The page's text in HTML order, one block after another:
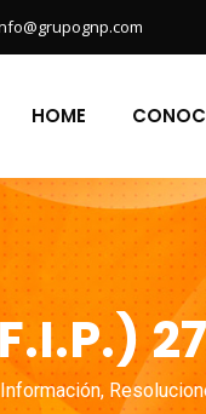
HOME
,